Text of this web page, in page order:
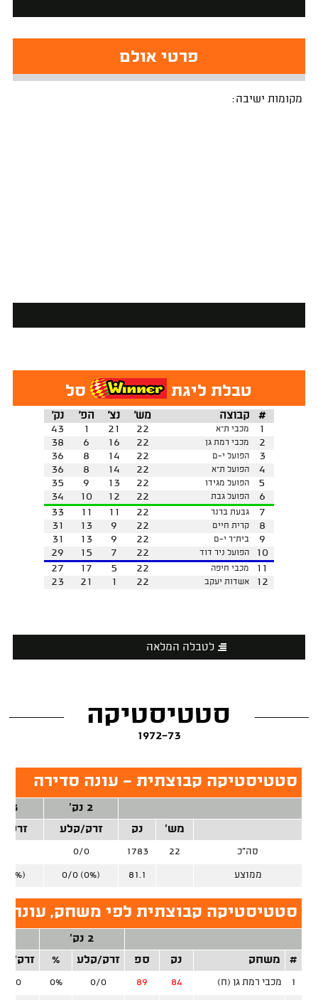
פרטי אולם
מקומות ישיבה:
טבלת ליגת סל
נק' הפ' נצ' מש' קבוצה
#
43
1 21 22 מכבי ת"א
1
38
6 16 22 מכבי רמת גן
2
36
8 14 22 הפועל י-ם
3
36
8 14 22 הפועל ת"א
4
35
9 13 22 הפועל מגידו
5
34
10 12 22 הפועל גבת
6
33
11 11 22 גבעת ברנר
7
31
13 9 22 קרית חיים
8
31
13 9 22 בית"ר י-ם
9
29
15 7 22 הפועל ניר דוד
10
27
17 5 22 מכבי חיפה
11
23
21 1 22 אשדות יעקב 12
לטבלה המלאה
סטטיסטיקה
1972-73
סטטיסטיקה קבוצתית - עונה סדירה
2 נק'
3 נק'
מש'
נק זרק/קלע זרק/
סה"כ 22
1783
0/0
ממוצע 81.1
0/0 (0%)
(0%)
סטטיסטיקה קבוצתית לפי משחק, עונה
2 נק'
#
משחק נק ספ זרק/קלע % זרק/
1 מכבי רמת גן (ח) 84
89
0/0
0%
0/0